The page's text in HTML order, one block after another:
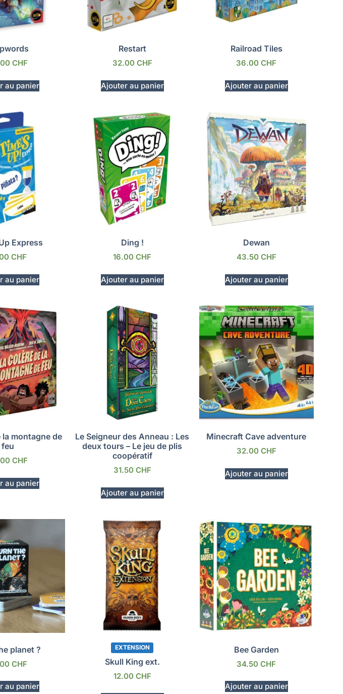
CHF
au panier
Restart
32.00 CHF
Ajouter au panier
Railroad Tiles
36.00CHF
Ajouter au panier
Express
CHF
au panier
Ding !
16.00CHF
Ajouter au panier
Dewan
43.50 CHF
Ajouter au panier
la montagne de
feu
CHF
au panier
Le Seigneur des Anneau : Les
deux tours – Le jeu de plis
coopératif
31.50 CHF
Ajouter au panier
Minecraft Cave adventure
32.00 CHF
Ajouter au panier
planet ?
CHF
au panier
EXTENSION
Skull King ext.
12.00 CHF
Bee Garden
34.50CHF
Ajouter au panier